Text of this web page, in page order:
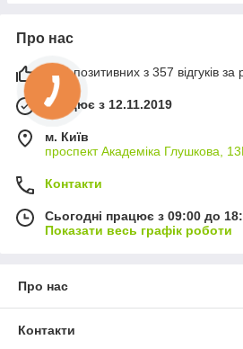
Про нас
99% позитивних з 357 відгуків за
Працює з 12.11.2019
м. Київ
проспект Академіка Глушкова,
Контакти
Сьогодні працює з 09:00 до
Показати весь графік роботи
Про нас
Контакти